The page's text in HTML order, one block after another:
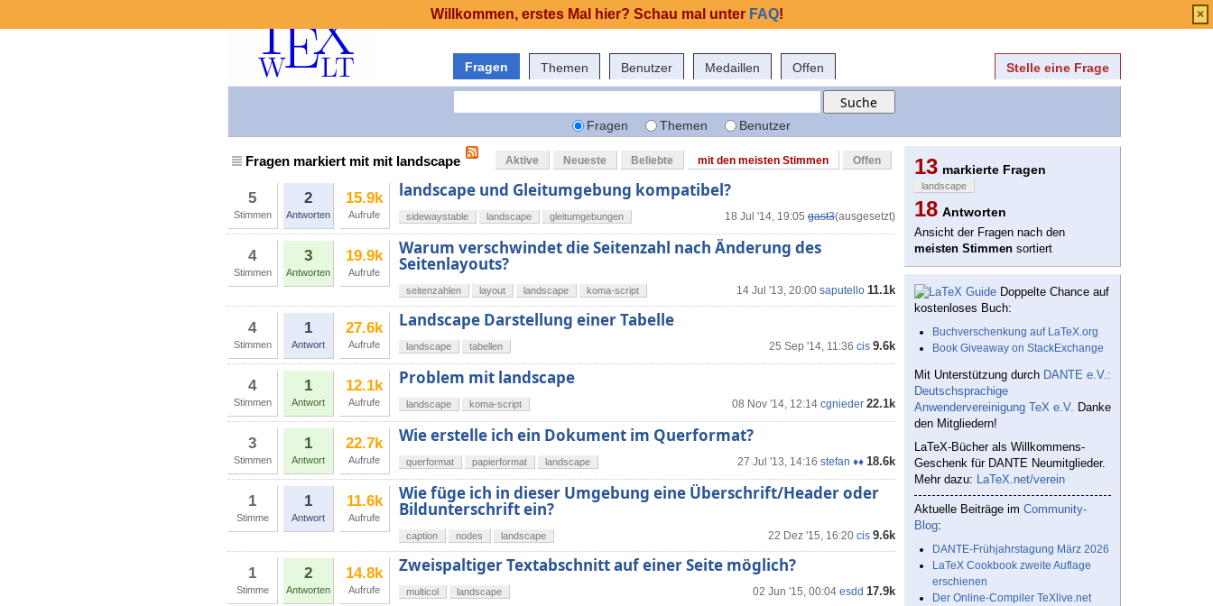
Fragen Themen Benutzer Medaillen Offen Stelle eine Frage
Fragen Themen Benutzer
Fragen markiert mit mit landscape Aktive Neueste Beliebte mit den meisten Stimmen Offen
5
Stimmen
2
Antworten
15.9k
Aufrufe
landscape und Gleitumgebung kompatibel?
18 Jul '14, 19:05 gast3(ausgesetzt)
sidewaystable landscape gleitumgebungen
4
Stimmen
3
Antworten
19.9k
Aufrufe
Warum verschwindet die Seitenzahl nach Änderung des
Seitenlayouts?
14 Jul '13, 20:00 saputello 11.1k
seitenzahlen layout landscape koma-script
4
Stimmen
1
Antwort
27.6k
Aufrufe
Landscape Darstellung einer Tabelle
25 Sep '14, 11:36 cis 9.6k
landscape tabellen
4
Stimmen
1
Antwort
12.1k
Aufrufe
Problem mit landscape
08 Nov '14, 12:14 cgnieder 22.1k
landscape koma-script
3
Stimmen
1
Antwort
22.7k
Aufrufe
Wie erstelle ich ein Dokument im Querformat?
27 Jul '13, 14:16 stefan ♦♦ 18.6k
querformat papierformat landscape
1
Stimme
1
Antwort
11.6k
Aufrufe
Wie füge ich in dieser Umgebung eine Überschrift/Header oder
Bildunterschrift ein?
22 Dez '15, 16:20 cis 9.6k
caption nodes landscape
1
Stimme
2
Antworten
14.8k
Aufrufe
Zweispaltiger Textabschnitt auf einer Seite möglich?
02 Jun '15, 00:04 esdd 17.9k
multicol landscape
13 markierte Fragen
landscape
18 Antworten
Ansicht der Fragen nach den
meisten Stimmen sortiert
Doppelte Chance auf
kostenloses Buch:
Buchverschenkung auf LaTeX.org
Book Giveaway on StackExchange
Mit Unterstützung durch DANTE e.V.:
Deutschsprachige
Anwendervereinigung TeX e.V. Danke
den Mitgliedern!
LaTeX-Bücher als Willkommens-
Geschenk für DANTE Neumitglieder.
Mehr dazu: LaTeX.net/verein
Aktuelle Beiträge im Community-
Blog:
DANTE-Frühjahrstagung März 2026
LaTeX Cookbook zweite Auflage
erschienen
Der Online-Compiler TeXlive.net
Willkommen, erstes Mal hier? Schau mal unter FAQ! ×